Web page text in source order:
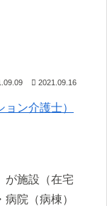
2021.09.16
ン介護士）
が施設（在宅
院（病棟）